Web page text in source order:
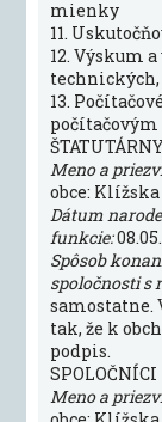
mienky
11.
12. Výskum
13.
Meno a
obce: Klížska
Dátum
funkcie:
Spôsob
spoločnosti s
samostatne.
tak, že k
podpis.
SPOLOČNÍCI
Meno a